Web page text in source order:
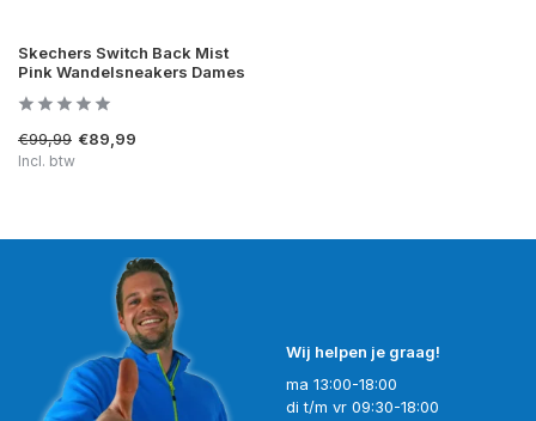
Skechers Switch Back Mist
Pink Wandelsneakers Dames
€99,99 €89,99
Incl. btw
Wij helpen je graag!
ma 13:00-18:00
di t/m vr 09:30-18:00